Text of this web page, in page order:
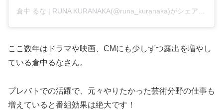
倉中 るな | RUNA KURANAKA(@runa_kuranaka)がシェアした投稿
ここ数年はドラマや映画、CMにも少しずつ露出を増やし
ている倉中るなさん。
プレバトでの活躍で、元々やりたかった芸術分野の仕事も
増えていると番組効果は絶大です！